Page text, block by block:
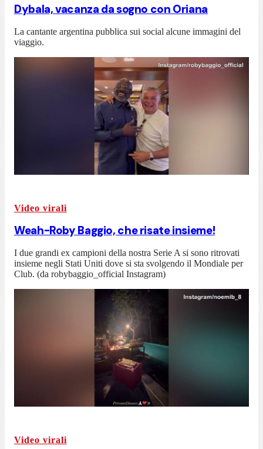
Dybala, vacanza da sogno con Oriana
La cantante argentina pubblica sui social alcune immagini del
viaggio.
Video virali
Weah-Roby Baggio, che risate insieme!
I due grandi ex campioni della nostra Serie A si sono ritrovati
insieme negli Stati Uniti dove si sta svolgendo il Mondiale per
Club. (da robybaggio_official Instagram)
Video virali